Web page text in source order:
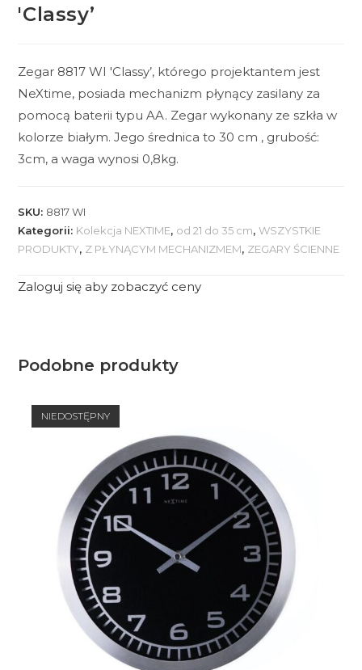
'Classy’
Zegar 8817 WI 'Classy’, którego projektantem jest
NeXtime, posiada mechanizm płynący zasilany za
pomocą baterii typu AA. Zegar wykonany ze szkła w
kolorze białym. Jego średnica to 30 cm , grubość:
3cm, a waga wynosi 0,8kg.
SKU: 8817 WI
Kategorii: Kolekcja NEXTIME, od 21 do 35 cm,WSZYSTKIE
PRODUKTY, Z PŁYNĄCYM MECHANIZMEM, ZEGARY ŚCIENNE
Zaloguj się aby zobaczyć ceny
Podobne produkty
NIEDOSTĘPNY